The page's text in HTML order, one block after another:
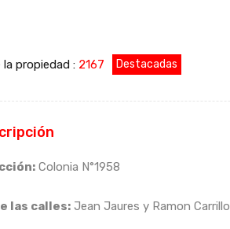
la propiedad : 2167 Destacadas
Colonia N°1958
las calles: Jean Jaures y Ramon Carrillo